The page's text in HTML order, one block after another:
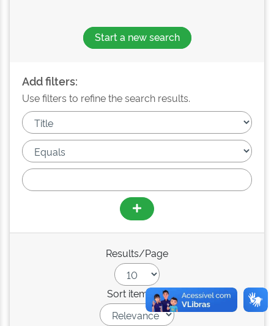
Start a new search
Add filters:
Use filters to refine the search results.
Results/Page
Sort items by